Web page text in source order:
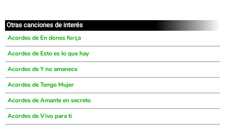
Otras canciones de interés
Acordes de En dones força
Acordes de Esto es lo que hay
Acordes de Y no amanece
Acordes de Tengo Mujer
Acordes de Amante en secreto
Acordes de Vivo para ti